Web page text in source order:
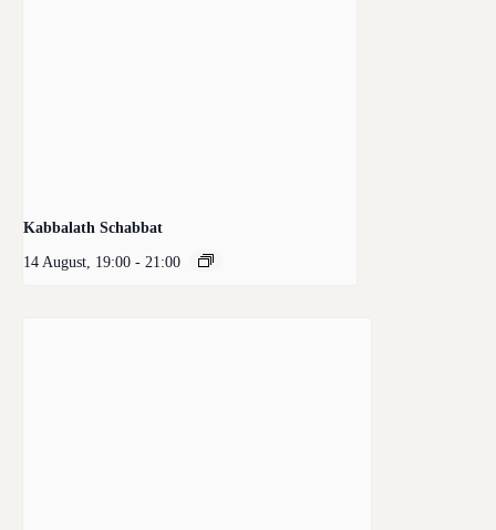
Kabbalath Schabbat
14 August, 19:00 - 21:00